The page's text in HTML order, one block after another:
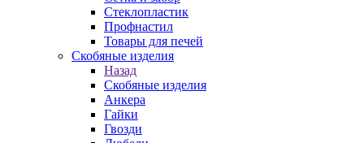
Стеклопластик
Профнастил
Товары для печей
Скобяные изделия
Назад
Скобяные изделия
Анкера
Гайки
Гвозди